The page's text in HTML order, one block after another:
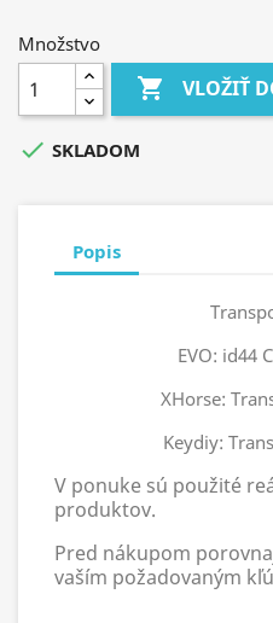
Množstvo
 VLOŽIŤ
 SKLADOM
Popis
EVO: id44
XHorse:
Keydiy:
V ponuke sú použité
produktov.
Pred nákupom
vaším požadovaným